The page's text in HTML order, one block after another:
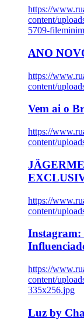
https://
content/
5709-
ANO
https://
content/
Vem ai o
https://
content/
https://
content/
Instagram:
https://
content/
335x256.jpg
Luz by